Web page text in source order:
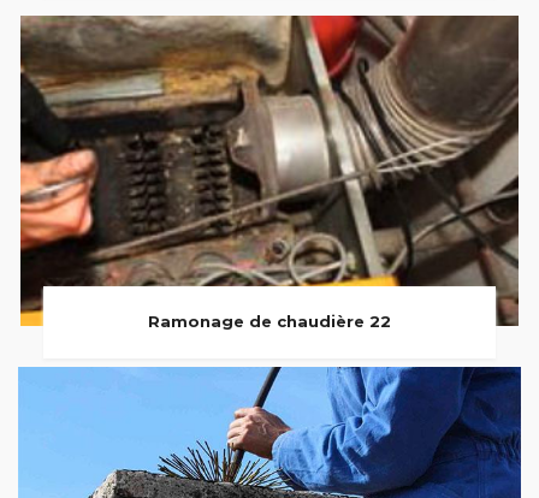
Ramonage de chaudière 22